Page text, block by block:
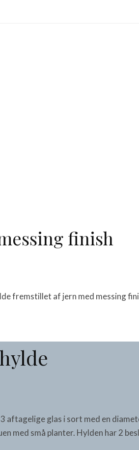
finish
fremstillet af jern med messing
glas i sort med en
med små planter. Hylden har 2